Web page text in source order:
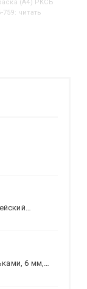
(А4) РКСБ
читать
6 мм,